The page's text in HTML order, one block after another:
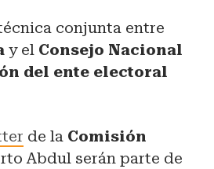
conjunta entre
y el Consejo Nacional
del ente electoral
de la Comisión
Abdul serán parte de